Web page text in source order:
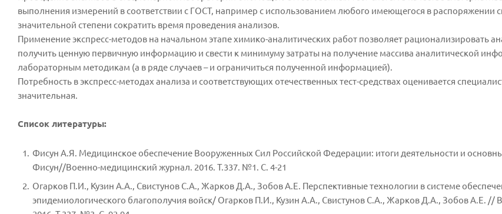
выполнения измерений в соответствии с ГОСТ, например с использованием любого имеющегося в распоряжении
значительной степени сократить время проведения анализов.
Применение экспресс-методов на начальном этапе химико-аналитических работ позволяет рационализировать
получить ценную первичную информацию и свести к минимуму затраты на получение массива аналитической
лабораторным методикам (а в ряде случаев – и ограничиться полученной информацией).
Потребность в экспресс-методах анализа и соответствующих отечественных тест-средствах оценивается
значительная.
Список литературы:
Фисун А.Я. Медицинское обеспечение Вооруженных Сил Российской Федерации: итоги деятельности и
Фисун//Военно-медицинский журнал. 2016. Т.337. №1. С. 4-21
Огарков П.И., Кузин А.А., Свистунов С.А., Жарков Д.А., Зобов А.Е. Перспективные технологии в системе
эпидемиологического благополучия войск/ Огарков П.И., Кузин А.А., Свистунов С.А., Жарков Д.А., Зобов А.Е.